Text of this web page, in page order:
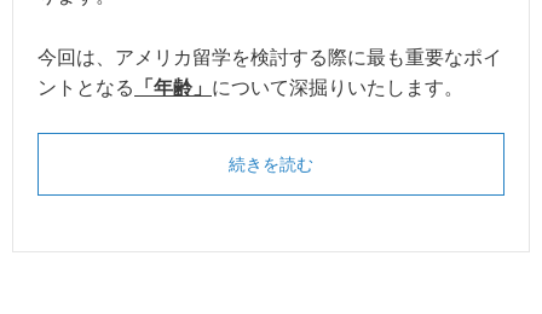
今回は、アメリカ留学を検討する際に最も重要なポイ
ントとなる
「年齢」 について深掘りいたします。
続きを読む